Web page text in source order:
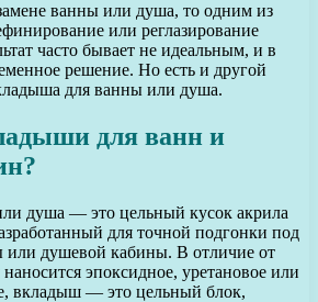
ванны или душа, то одним из
или реглазирование
часто бывает не идеальным, и в
решение. Но есть и другой
для ванны или душа.
для ванн и
душа — это цельный кусок акрила
для точной подгонки под
душевой кабины. В отличие от
эпоксидное, уретановое или
вкладыш — это цельный блок,